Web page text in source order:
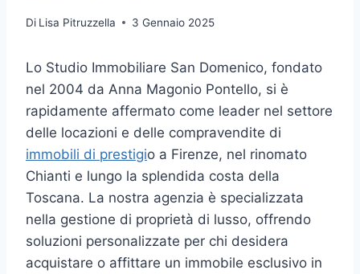
Di Lisa Pitruzzella 3 Gennaio 2025
Lo Studio Immobiliare San Domenico, fondato
nel 2004 da Anna Magonio Pontello, si è
rapidamente affermato come leader nel settore
delle locazioni e delle compravendite di
immobili di prestigio a Firenze, nel rinomato
Chianti e lungo la splendida costa della
Toscana. La nostra agenzia è specializzata
nella gestione di proprietà di lusso, offrendo
soluzioni personalizzate per chi desidera
acquistare o affittare un immobile esclusivo in